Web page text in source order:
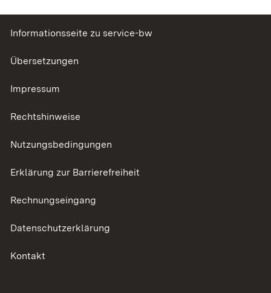
Informationsseite zu service-bw
Übersetzungen
Impressum
Rechtshinweise
Nutzungsbedingungen
Erklärung zur Barrierefreiheit
Rechnungseingang
Datenschutzerklärung
Kontakt